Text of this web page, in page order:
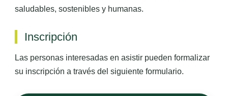
saludables, sostenibles y humanas.
Inscripción
Las personas interesadas en asistir pueden formalizar
su inscripción a través del siguiente formulario.